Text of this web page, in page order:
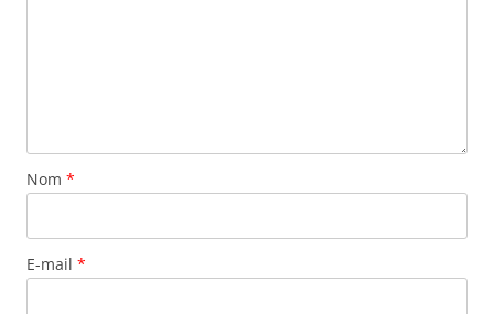
Nom *
E-mail *